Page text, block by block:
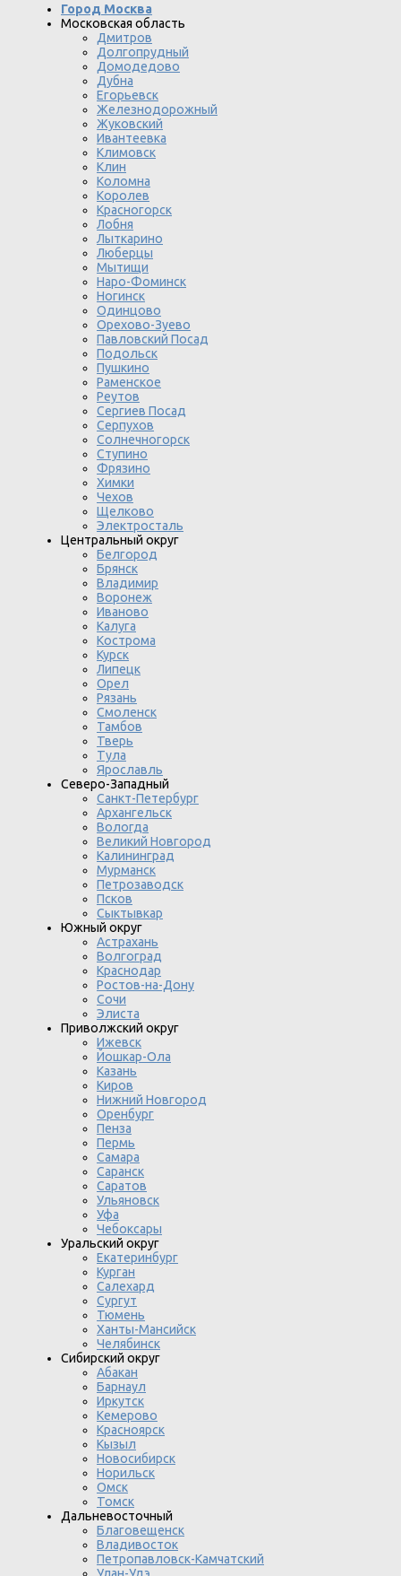
Город Москва
Московская область
Дмитров
Долгопрудный
Домодедово
Дубна
Егорьевск
Железнодорожный
Жуковский
Ивантеевка
Климовск
Клин
Коломна
Королев
Красногорск
Лобня
Лыткарино
Люберцы
Мытищи
Наро-Фоминск
Ногинск
Одинцово
Орехово-Зуево
Павловский Посад
Подольск
Пушкино
Раменское
Реутов
Сергиев Посад
Серпухов
Солнечногорск
Ступино
Фрязино
Химки
Чехов
Щелково
Электросталь
Центральный округ
Белгород
Брянск
Владимир
Воронеж
Иваново
Калуга
Кострома
Курск
Липецк
Орел
Рязань
Смоленск
Тамбов
Тверь
Тула
Ярославль
Северо-Западный
Санкт-Петербург
Архангельск
Вологда
Великий Новгород
Калининград
Мурманск
Петрозаводск
Псков
Сыктывкар
Южный округ
Астрахань
Волгоград
Краснодар
Ростов-на-Дону
Сочи
Элиста
Приволжский округ
Ижевск
Йошкар-Ола
Казань
Киров
Нижний Новгород
Оренбург
Пенза
Пермь
Самара
Саранск
Саратов
Ульяновск
Уфа
Чебоксары
Уральский округ
Екатеринбург
Курган
Салехард
Сургут
Тюмень
Ханты-Мансийск
Челябинск
Сибирский округ
Абакан
Барнаул
Иркутск
Кемерово
Красноярск
Кызыл
Новосибирск
Норильск
Омск
Томск
Дальневосточный
Благовещенск
Владивосток
Петропавловск-Камчатский
Улан-Удэ